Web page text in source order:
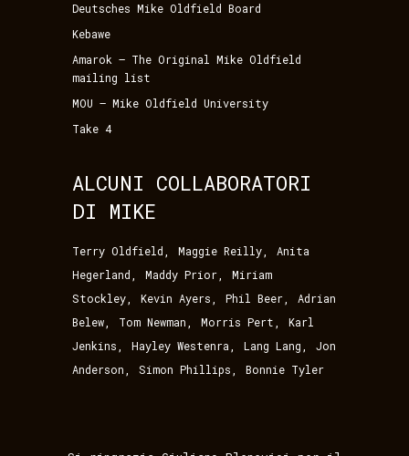
Deutsches Mike Oldfield Board
Kebawe
Amarok – The Original Mike Oldfield
mailing list
MOU – Mike Oldfield University
Take 4
ALCUNI COLLABORATORI
DI MIKE
Terry Oldfield, Maggie Reilly, Anita
Hegerland, Maddy Prior, Miriam
Stockley, Kevin Ayers, Phil Beer, Adrian
Belew, Tom Newman, Morris Pert, Karl
Jenkins, Hayley Westenra, Lang Lang, Jon
Anderson, Simon Phillips, Bonnie Tyler